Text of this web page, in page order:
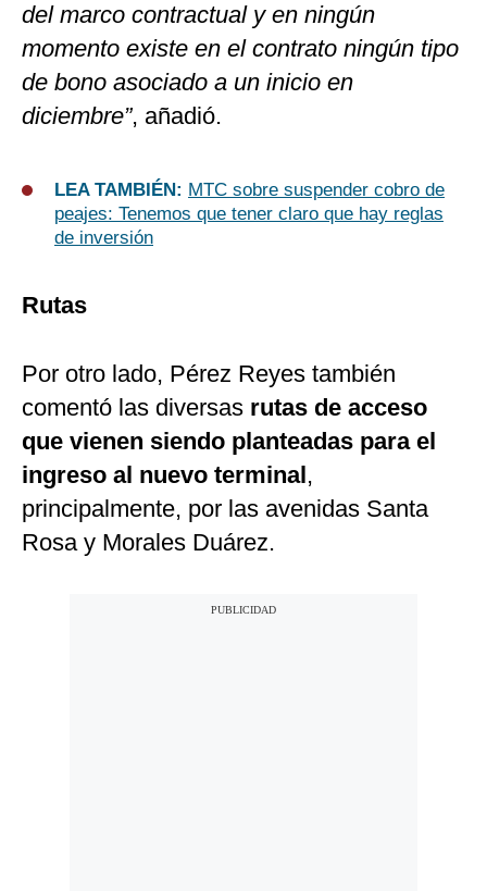
del marco contractual y en ningún
momento existe en el contrato ningún tipo
de bono asociado a un inicio en
diciembre”, añadió.
LEA TAMBIÉN: MTC sobre suspender cobro de
peajes: Tenemos que tener claro que hay reglas
de inversión
Rutas
Por otro lado, Pérez Reyes también
comentó las diversas rutas de acceso
que vienen siendo planteadas para el
ingreso al nuevo terminal,
principalmente, por las avenidas Santa
Rosa y Morales Duárez.